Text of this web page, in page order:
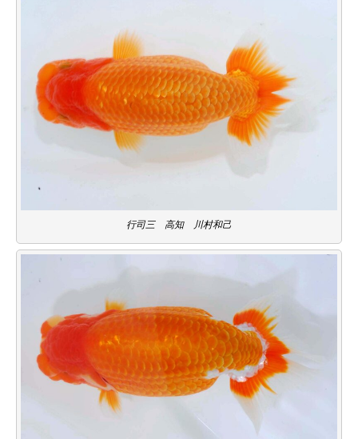
行司三 高知 川村和己